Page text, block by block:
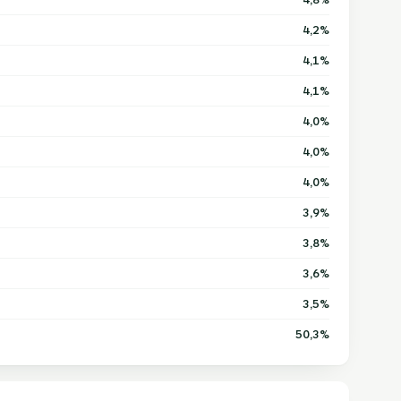
4,2%
4,1%
4,1%
4,0%
4,0%
4,0%
3,9%
3,8%
3,6%
3,5%
50,3%